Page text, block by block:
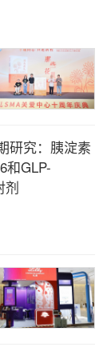
研究：胰淀素
和GLP-
剂